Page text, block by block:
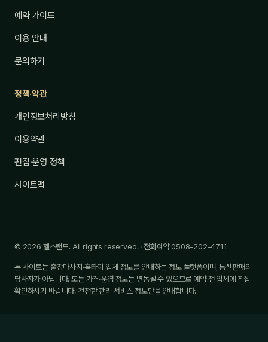
예약 가이드
이용 안내
문의하기
정책·약관
개인정보처리방침
이용약관
편집·운영 정책
사이트맵
© 2026 헬스랜드. All rights reserved. · 전화예약 0508-202-4711
본 사이트는 출장마사지·홈타이 업체 정보를 안내하는 정보 플랫폼이며, 통신판매의
당사자가 아닙니다. 모든 가격·운영 정보는 변동될 수 있으므로 예약 전 업체에 직접
확인하시기 바랍니다. 건전한 관리 서비스 정보만을 안내합니다.